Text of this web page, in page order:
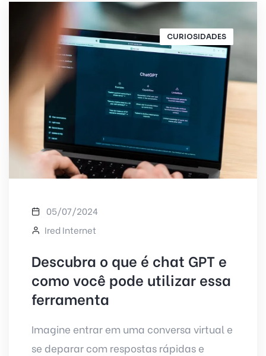
CURIOSIDADES
05/07/2024
Ired Internet
Descubra o que é chat GPT e
como você pode utilizar essa
ferramenta
Imagine entrar em uma conversa virtual e
se deparar com respostas rápidas e